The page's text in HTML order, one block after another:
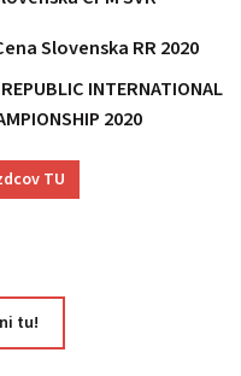
Slovenska RR 2020
INTERNATIONAL
2020
TU
tu!